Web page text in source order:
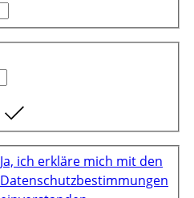
Ja, ich erkläre mich mit den
Datenschutzbestimmungen